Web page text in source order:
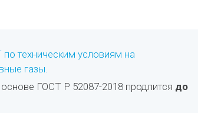
техническим условиям на
газы.
ГОСТ Р 52087-2018 продлится до